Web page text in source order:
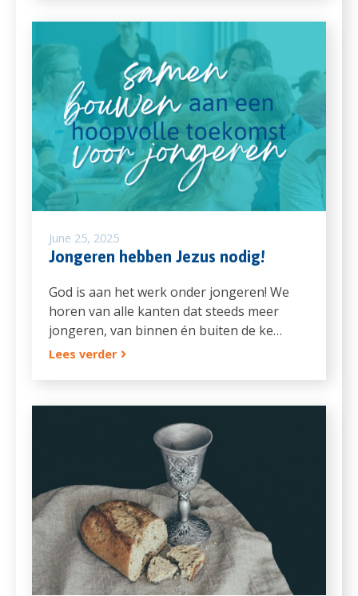
June 25, 2025
Jongeren hebben Jezus nodig!
God is aan het werk onder jongeren! We
horen van alle kanten dat steeds meer
jongeren, van binnen én buiten de ke…
Lees verder